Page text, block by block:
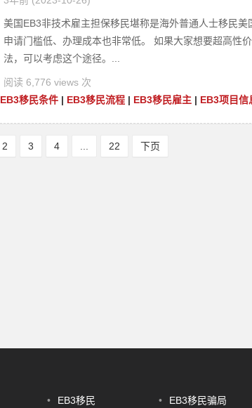
EB3移民条件 | EB3移民流程 | EB3移民雇主 | EB3项目信
美国EB3非技术雇主担保移民堪称是海外普通人士移民美
申请门槛低、办理成本也非常低。 如果大家想要超高性
法，可以考虑这个途径。...
阅读 6,776 views 次
2 3 4 22 下页
• EB3移民 • EB3移民骗局